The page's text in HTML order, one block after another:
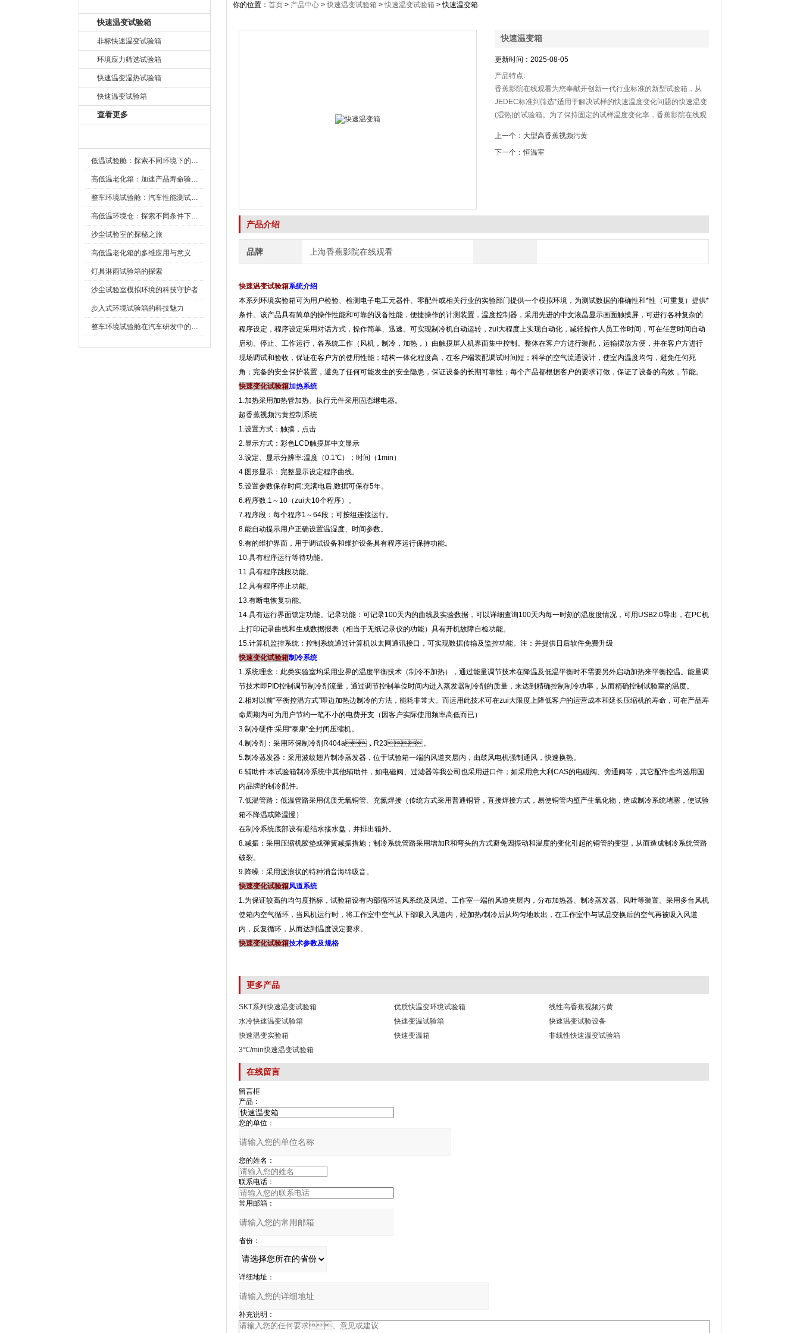
快速温变试验箱
非标快速温变试验箱
环境应力筛选试验箱
快速温变湿热试验箱
快速温变试验箱
查看更多
低温试验舱：探索不同环境下的科技边界
高低温老化箱：加速产品寿命验证的可靠伙伴
整车环境试验舱：汽车性能测试的设备
高低温环境仓：探索不同条件下的科学奥秘
沙尘试验室的探秘之旅
高低温老化箱的多维应用与意义
灯具淋雨试验箱的探索
沙尘试验室模拟环境的科技守护者
步入式环境试验箱的科技魅力
整车环境试验舱在汽车研发中的作用
你的位置： 首页 > 产品中心 >快速温变试验箱 >快速温变试验箱 > 快速温变箱
快速温变箱
更新时间：2025-08-05
产品特点:
香蕉影院在线观看为您奉献开创新一代行业标准的新型试验箱，从
JEDEC标准到筛选*适用于解决试样的快速温度变化问题的快速温变
(湿热)的试验箱。为了保持固定的试样温度变化率，香蕉影院在线观
上一个： 大型高香蕉视频污黄
下一个：恒温室
产品介绍
品牌 上海香蕉影院在线观看
快速温变试验箱系统介绍
本系列环境实验箱可为用户检验、检测电子电工元器件、零配件或相关行业的实验部门提供一个模拟环境，为测试数据的准确性和*性（可重复）提供*
条件。该产品具有简单的操作性能和可靠的设备性能，便捷操作的计测装置，温度控制器，采用先进的中文液晶显示画面触摸屏，可进行各种复杂的
程序设定，程序设定采用对话方式，操作简单、迅速。可实现制冷机自动运转，zui大程度上实现自动化，减轻操作人员工作时间，可在任意时间自动
启动、停止、工作运行，各系统工作（风机，制冷，加热，）由触摸屏人机界面集中控制。整体在客户方进行装配，运输摆放方便，并在客户方进行
现场调试和验收，保证在客户方的使用性能；结构一体化程度高，在客户端装配调试时间短；科学的空气流通设计，使室内温度均匀，避免任何死
角；完备的安全保护装置，避免了任何可能发生的安全隐患，保证设备的长期可靠性；每个产品都根据客户的要求订做，保证了设备的高效，节能。
快速变化试验箱加热系统
1.加热采用加热管加热、执行元件采用固态继电器。
超香蕉视频污黄控制系统
1.设置方式：触摸，点击
2.显示方式：彩色LCD触摸屏中文显示
3.设定、显示分辨率:温度（0.1℃）；时间（1min）
4.图形显示：完整显示设定程序曲线。
5.设置参数保存时间:充满电后,数据可保存5年。
6.程序数:1～10（zui大10个程序）。
7.程序段：每个程序1～64段；可按组连接运行。
8.能自动提示用户正确设置温湿度、时间参数。
9.有的维护界面，用于调试设备和维护设备具有程序运行保持功能。
10.具有程序运行等待功能。
11.具有程序跳段功能。
12.具有程序停止功能。
13.有断电恢复功能。
14.具有运行界面锁定功能。记录功能：可记录100天内的曲线及实验数据，可以详细查询100天内每一时刻的温度度情况，可用USB2.0导出，在PC机
上打印记录曲线和生成数据报表（相当于无纸记录仪的功能）具有开机故障自检功能。
15.计算机监控系统：控制系统通过计算机以太网通讯接口，可实现数据传输及监控功能。注：并提供日后软件免费升级
快速变化试验箱制冷系统
1.系统理念：此类实验室均采用业界的温度平衡技术（制冷不加热），通过能量调节技术在降温及低温平衡时不需要另外启动加热来平衡控温。能量调
节技术即PID控制调节制冷剂流量，通过调节控制单位时间内进入蒸发器制冷剂的质量，来达到精确控制制冷功率，从而精确控制试验室的温度。
2.相对以前“平衡控温方式”即边加热边制冷的方法，能耗非常大。而运用此技术可在zui大限度上降低客户的运营成本和延长压缩机的寿命，可在产品寿
命周期内可为用户节约一笔不小的电费开支（因客户实际使用频率高低而已）
3.制冷硬件:采用“泰康”全封闭压缩机。
4.制冷剂：采用环保制冷剂R404a，R23。
5.制冷蒸发器：采用波纹翅片制冷蒸发器，位于试验箱一端的风道夹层内，由鼓风电机强制通风，快速换热。
6.辅助件:本试验箱制冷系统中其他辅助件，如电磁阀、过滤器等我公司也采用进口件；如采用意大利CAS的电磁阀、旁通阀等，其它配件也均选用国
内品牌的制冷配件。
7.低温管路：低温管路采用优质无氧铜管、充氮焊接（传统方式采用普通铜管，直接焊接方式，易使铜管内壁产生氧化物，造成制冷系统堵塞，使试验
箱不降温或降温慢）
在制冷系统底部设有凝结水接水盘，并排出箱外。
8.减振：采用压缩机胶垫或弹簧减振措施；制冷系统管路采用增加R和弯头的方式避免因振动和温度的变化引起的铜管的变型，从而造成制冷系统管路
破裂。
9.降噪：采用波浪状的特种消音海绵吸音。
快速变化试验箱风道系统
1.为保证较高的均匀度指标，试验箱设有内部循环送风系统及风道。工作室一端的风道夹层内，分布加热器、制冷蒸发器、风叶等装置。采用多台风机
使箱内空气循环，当风机运行时，将工作室中空气从下部吸入风道内，经加热/制冷后从均匀地吹出，在工作室中与试品交换后的空气再被吸入风道
内，反复循环，从而达到温度设定要求。
快速变化试验箱技术参数及规格
更多产品
SKT系列快速温变试验箱 优质快温变环境试验箱
线性高香蕉视频污黄
水冷快速温变试验箱
快速变温试验箱
快速温变试验设备
快速温变实验箱
快速变温箱
非线性快速温变试验箱
3℃/min快速温变试验箱
在线留言
留言框
产品：
您的单位：
您的姓名：
联系电话：
常用邮箱：
省份：
详细地址：
补充说明：